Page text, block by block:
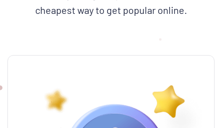
cheapest way to get popular online.